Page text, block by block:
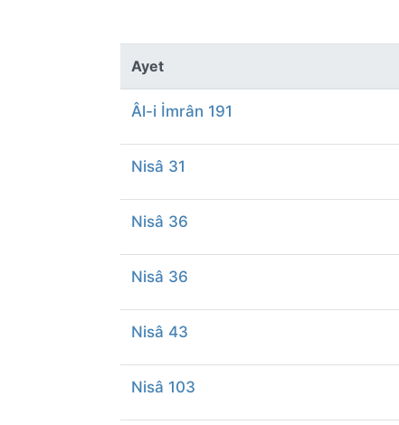
Ayet
Âl-i İmrân 191
Nisâ 31
Nisâ 36
Nisâ 36
Nisâ 43
Nisâ 103